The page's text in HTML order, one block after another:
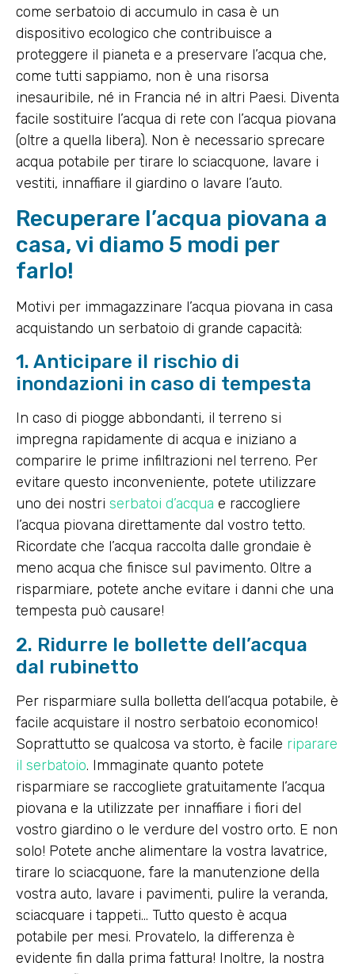
come serbatoio di accumulo in casa è un
dispositivo ecologico che contribuisce a
proteggere il pianeta e a preservare l’acqua che,
come tutti sappiamo, non è una risorsa
inesauribile, né in Francia né in altri Paesi. Diventa
facile sostituire l’acqua di rete con l’acqua piovana
(oltre a quella libera). Non è necessario sprecare
acqua potabile per tirare lo sciacquone, lavare i
vestiti, innaffiare il giardino o lavare l’auto.
Recuperare l’acqua piovana a
casa, vi diamo 5 modi per
farlo!
Motivi per immagazzinare l’acqua piovana in casa
acquistando un serbatoio di grande capacità:
1. Anticipare il rischio di
inondazioni in caso di tempesta
In caso di piogge abbondanti, il terreno si
impregna rapidamente di acqua e iniziano a
comparire le prime infiltrazioni nel terreno. Per
evitare questo inconveniente, potete utilizzare
uno dei nostri serbatoi d’acqua e raccogliere
l’acqua piovana direttamente dal vostro tetto.
Ricordate che l’acqua raccolta dalle grondaie è
meno acqua che finisce sul pavimento. Oltre a
risparmiare, potete anche evitare i danni che una
tempesta può causare!
2. Ridurre le bollette dell’acqua
dal rubinetto
Per risparmiare sulla bolletta dell’acqua potabile, è
facile acquistare il nostro serbatoio economico!
Soprattutto se qualcosa va storto, è facile riparare
il serbatoio. Immaginate quanto potete
risparmiare se raccogliete gratuitamente l’acqua
piovana e la utilizzate per innaffiare i fiori del
vostro giardino o le verdure del vostro orto. E non
solo! Potete anche alimentare la vostra lavatrice,
tirare lo sciacquone, fare la manutenzione della
vostra auto, lavare i pavimenti, pulire la veranda,
sciacquare i tappeti… Tutto questo è acqua
potabile per mesi. Provatelo, la differenza è
evidente fin dalla prima fattura! Inoltre, la nostra